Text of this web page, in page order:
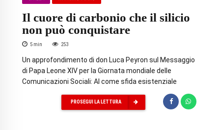
Il cuore di carbonio che il silicio
non può conquistare
5 min 253
Un approfondimento di don Luca Peyron sul Messaggio
di Papa Leone XIV per la Giornata mondiale delle
Comunicazioni Sociali: AI come sfida esistenziale
PROSEGUI LA LETTURA